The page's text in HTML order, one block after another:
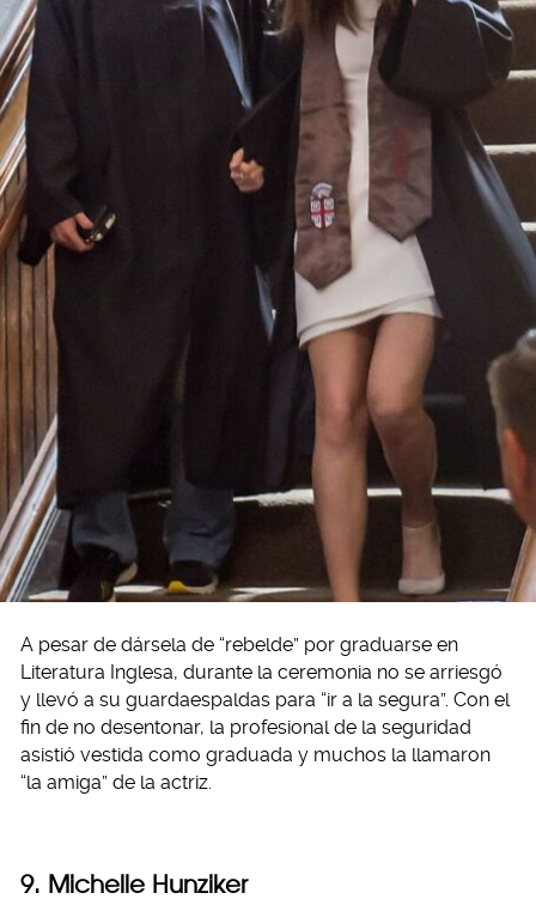
A pesar de dársela de “rebelde” por graduarse en
Literatura Inglesa, durante la ceremonia no se arriesgó
y llevó a su guardaespaldas para “ir a la segura”. Con el
fin de no desentonar, la profesional de la seguridad
asistió vestida como graduada y muchos la llamaron
“la amiga” de la actriz.
9. Michelle Hunziker